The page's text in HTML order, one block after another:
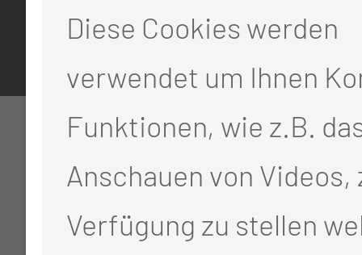
Cookie-Einstellungen
Diese Cookies werden
verwendet um Ihnen
Funktionen, wie z.B.
Anschauen von Videos,
Verfügung zu stellen